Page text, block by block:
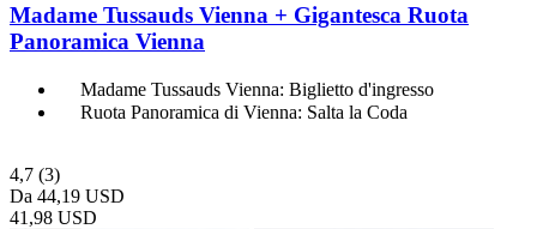
Madame Tussauds Vienna + Gigantesca Ruota
Panoramica Vienna
Madame Tussauds Vienna: Biglietto d'ingresso
Ruota Panoramica di Vienna: Salta la Coda
4,7 (3)
Da 44,19 USD
41,98 USD